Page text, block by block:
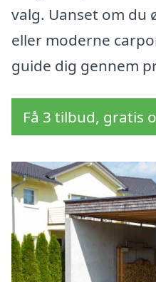
valg. Uanset om du
eller moderne
guide dig gennem
Få 3 tilbud, gratis